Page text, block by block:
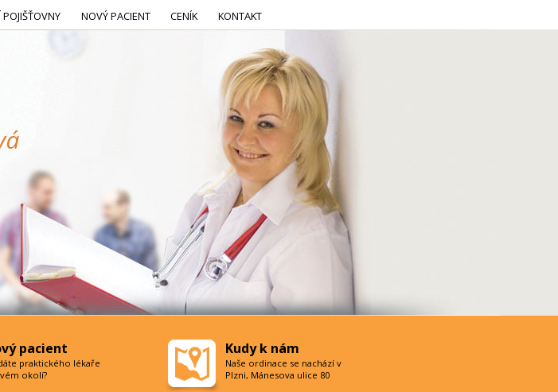
NOVÝ PACIENT CENÍK KONTAKT
pacient
praktického lékaře
okolí?
Kudy k nám
Naše ordinace se nachází v
Plzni, Mánesova ulice 80